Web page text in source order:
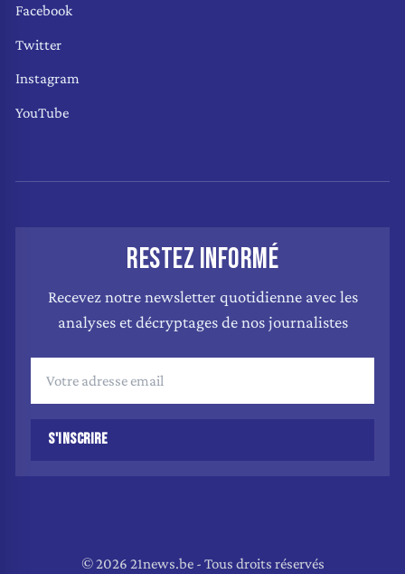
Facebook
Twitter
Instagram
YouTube
RESTEZ INFORMÉ
Recevez notre newsletter quotidienne avec les
analyses et décryptages de nos journalistes
S'INSCRIRE
© 2026 21news.be - Tous droits réservés